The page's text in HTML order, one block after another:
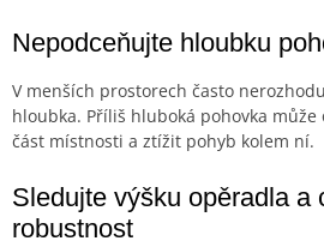
Nepodceňujte hloubku
V menších prostorech často
hloubka. Příliš hluboká pohovka může
část místnosti a ztížit pohyb kolem ní.
Sledujte výšku opěradla a
robustnost